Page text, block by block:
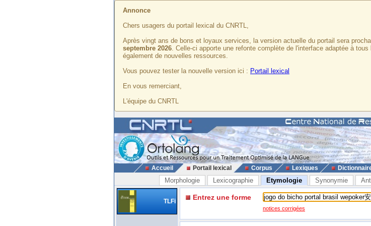
Annonce
Chers usagers du portail lexical du CNRTL,
Après vingt ans de bons et loyaux services, la version actuelle du portail sera
septembre 2026. Celle-ci apporte une refonte complète de l'interface adaptée à
également de nouvelles ressources.
Vous pouvez tester la nouvelle version ici : Portail lexical
En vous remerciant,
L'équipe du CNRTL
Accueil Portail lexical Corpus Lexiques
Morphologie Lexicographie Etymologie Synonymie
TLFi Entrez une forme
notices corrigées